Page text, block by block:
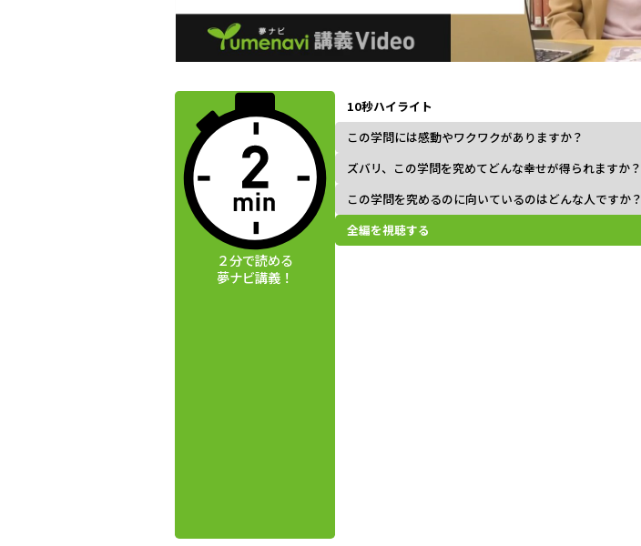
a
y
２分で読める
夢ナビ講義！
動画視聴前に
夢ナビ講義を
読んでみよう
10秒ハイライト
この学問には感動やワクワクがありますか？
ズバリ、この学問を究めてどんな幸せが得られますか？
この学問を究めるのに向いているのはどんな人ですか？
全編を視聴する